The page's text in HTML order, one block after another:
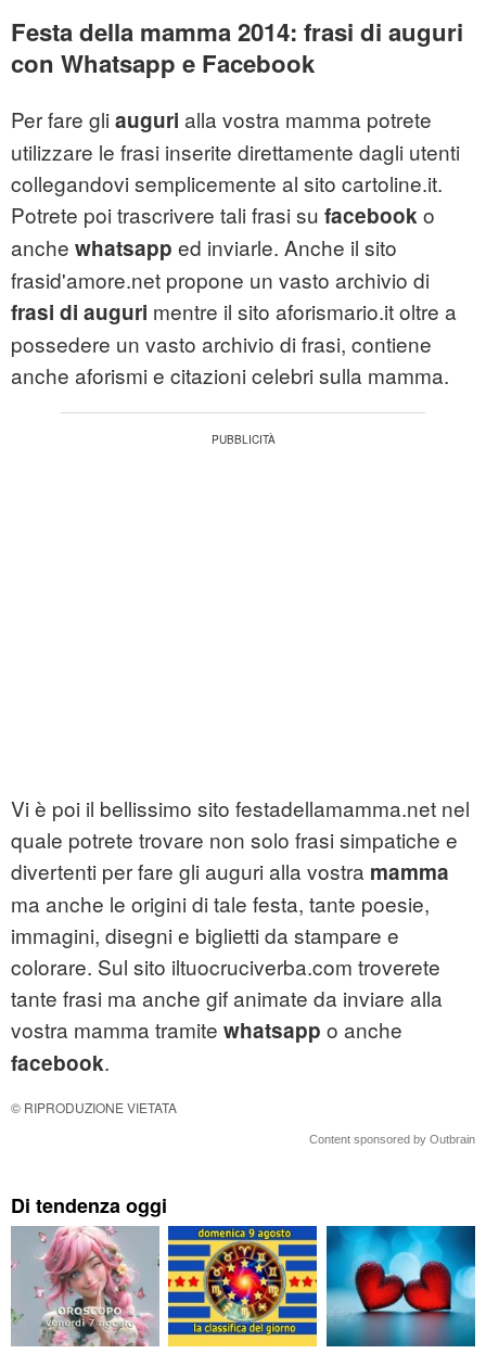
Festa della mamma 2014: frasi di auguri
con Whatsapp e Facebook
Per fare gli auguri alla vostra mamma potrete
utilizzare le frasi inserite direttamente dagli utenti
collegandovi semplicemente al sito cartoline.it.
Potrete poi trascrivere tali frasi su facebooko
anche whatsapp ed inviarle. Anche il sito
frasid'amore.net propone un vasto archivio di
frasi di auguri mentre il sito aforismario.it oltre a
possedere un vasto archivio di frasi, contiene
anche aforismi e citazioni celebri sulla mamma.
Vi è poi il bellissimo sito festadellamamma.net nel
quale potrete trovare non solo frasi simpatiche e
divertenti per fare gli auguri alla vostra mamma
ma anche le origini di tale festa, tante poesie,
immagini, disegni e biglietti da stampare e
colorare. Sul sito iltuocruciverba.com troverete
tante frasi ma anche gif animate da inviare alla
vostra mamma tramite whatsapp o anche
facebook.
© RIPRODUZIONE VIETATA
Content sponsored by Outbrain
Di tendenza oggi